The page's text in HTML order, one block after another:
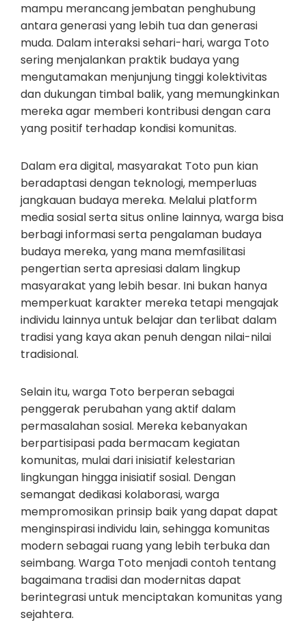
mampu merancang jembatan penghubung
antara generasi yang lebih tua dan generasi
muda. Dalam interaksi sehari-hari, warga Toto
sering menjalankan praktik budaya yang
mengutamakan menjunjung tinggi kolektivitas
dan dukungan timbal balik, yang memungkinkan
mereka agar memberi kontribusi dengan cara
yang positif terhadap kondisi komunitas.
Dalam era digital, masyarakat Toto pun kian
beradaptasi dengan teknologi, memperluas
jangkauan budaya mereka. Melalui platform
media sosial serta situs online lainnya, warga bisa
berbagi informasi serta pengalaman budaya
budaya mereka, yang mana memfasilitasi
pengertian serta apresiasi dalam lingkup
masyarakat yang lebih besar. Ini bukan hanya
memperkuat karakter mereka tetapi mengajak
individu lainnya untuk belajar dan terlibat dalam
tradisi yang kaya akan penuh dengan nilai-nilai
tradisional.
Selain itu, warga Toto berperan sebagai
penggerak perubahan yang aktif dalam
permasalahan sosial. Mereka kebanyakan
berpartisipasi pada bermacam kegiatan
komunitas, mulai dari inisiatif kelestarian
lingkungan hingga inisiatif sosial. Dengan
semangat dedikasi kolaborasi, warga
mempromosikan prinsip baik yang dapat dapat
menginspirasi individu lain, sehingga komunitas
modern sebagai ruang yang lebih terbuka dan
seimbang. Warga Toto menjadi contoh tentang
bagaimana tradisi dan modernitas dapat
berintegrasi untuk menciptakan komunitas yang
sejahtera.